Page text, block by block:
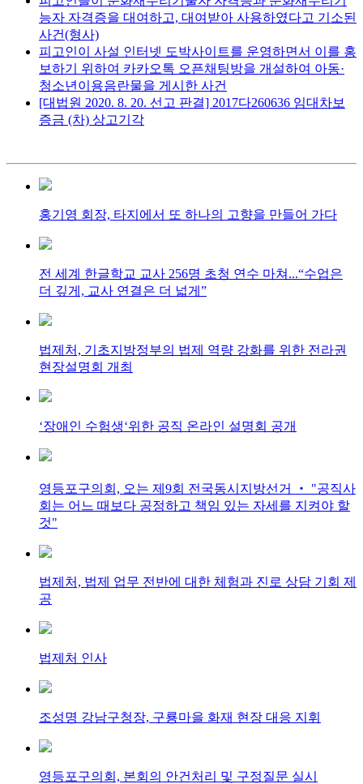
능자 자격증을 대여하고, 대여받아 사용하였다고 기소된
사건(형사)
피고인이 사설 인터넷 도박사이트를 운영하면서 이를 홍
보하기 위하여 카카오톡 오픈채팅방을 개설하여 아동·
청소년이용음란물을 게시한 사건
[대법원 2020. 8. 20. 선고 판결] 2017다260636 임대차보
증금 (차) 상고기각
홍기영 회장, 타지에서 또 하나의 고향을 만들어 가다
전 세계 한글학교 교사 256명 초청 연수 마쳐...“수업은
더 깊게, 교사 연결은 더 넓게”
법제처, 기초지방정부의 법제 역량 강화를 위한 전라권
현장설명회 개최
‘장애인 수험생‘위한 공직 온라인 설명회 공개
영등포구의회, 오는 제9회 전국동시지방선거 ‧ "공직사
회는 어느 때보다 공정하고 책임 있는 자세를 지켜야 할
것"
법제처, 법제 업무 전반에 대한 체험과 진로 상담 기회 제
공
법제처 인사
조성명 강남구청장, 구룡마을 화재 현장 대응 지휘
영등포구의회, 본회의 안건처리 및 구정질문 실시